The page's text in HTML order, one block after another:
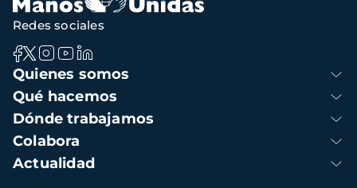
Navegación
principal
Quienes somos
Qué hacemos
Dónde trabajamos
Colabora
Actualidad
Redes sociales